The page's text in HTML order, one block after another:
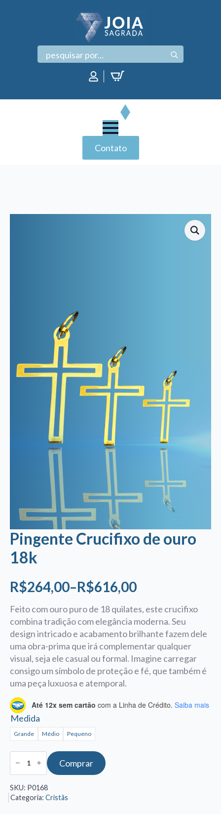
for:
Contato
Pingente Crucifixo de ouro
18k
R$264,00–R$616,00
Faixa
de
preço:
R$264,00
através
R$616,00
Feito com ouro puro de 18 quilates, este crucifixo
combina tradição com elegância moderna. Seu
design intricado e acabamento brilhante fazem dele
uma obra-prima que irá complementar qualquer
visual, seja ele casual ou formal. Imagine carregar
consigo um símbolo de proteção e fé, que também é
uma peça luxuosa e atemporal.
Até 12x sem cartão com a Linha de Crédito. Saiba mais
Medida
Grande Médio Pequeno
Pingente
Crucifixo
de
18k
quantidade
Comprar
SKU: P0168
Categoria: Cristãs